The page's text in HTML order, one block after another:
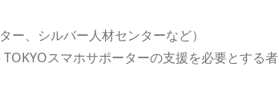
、シルバー人材センターなど）
スマホサポーターの支援を必要とする者